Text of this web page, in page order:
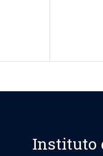
Instituto